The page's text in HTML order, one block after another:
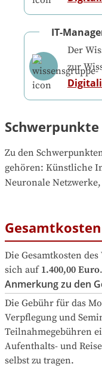
IT-
Der
zur
Schwerpunkte
Zu den
gehören: Künstliche
Neuronale
Gesamtkosten
Die Gesamtkosten
sich auf 1.400,00 Euro.
Anmerkung zu den
Die Gebühr für das
Verpflegung und
Teilnahmegebühren
Aufenthalts- und
selbst zu tragen.